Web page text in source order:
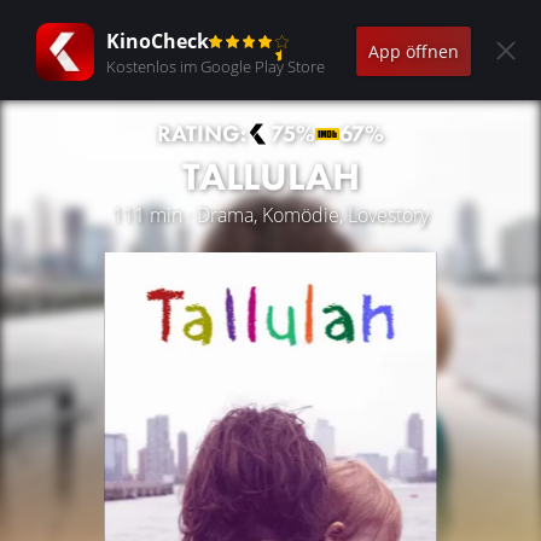
KinoCheck
Kostenlos im Google Play Store
App öffnen
RATING: 75% 67%
TALLULAH
111 min · Drama, Komödie, Lovestory